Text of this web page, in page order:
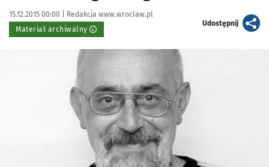
Data publikacji:
15.12.2015 00:00 | Autor:
Redakcja www.wroclaw.pl
Materiał archiwalny
Udostępnijartykuł
Kliknij, aby powiększyć